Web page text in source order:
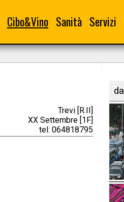
Cibo&Vino Sanità Servizi
Trevi [R.II]
XX Settembre [1F]
tel: 064818795
dal